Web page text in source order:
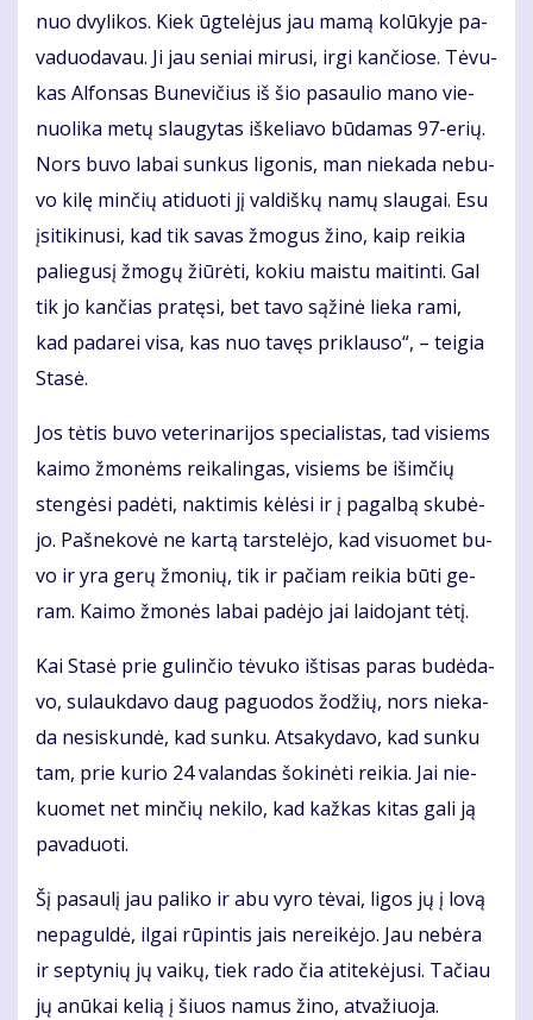
nuo dvy­li­kos. Kiek ūg­te­lė­jus jau ma­mą ko­lū­ky­je pa­
va­duo­da­vau. Ji jau se­niai mi­ru­si, ir­gi kan­čio­se. Tė­vu­
kas Al­fon­sas Bu­ne­vi­čius iš šio pa­sau­lio ma­no vie­
nuo­li­ka me­tų slau­gy­tas iš­ke­lia­vo bū­da­mas 97-erių.
Nors bu­vo la­bai sun­kus li­go­nis, man nie­ka­da ne­bu­
vo ki­lę min­čių ati­duo­ti jį val­diš­kų na­mų slau­gai. Esu
įsi­ti­ki­nu­si, kad tik sa­vas žmo­gus ži­no, kaip rei­kia
pa­lie­gu­sį žmo­gų žiū­rė­ti, ko­kiu mais­tu mai­tin­ti. Gal
tik jo kan­čias pra­tę­si, bet ta­vo są­ži­nė lie­ka ra­mi,
kad pa­da­rei vi­sa, kas nuo ta­vęs pri­klau­so“, – tei­gia
Sta­sė.
Jos tė­tis bu­vo ve­te­ri­na­ri­jos spe­cia­lis­tas, tad vi­siems
kai­mo žmo­nėms rei­ka­lin­gas, vi­siems be iš­im­čių
sten­gė­si pa­dė­ti, nak­ti­mis kė­lė­si ir į pa­gal­bą sku­bė­
jo. Pa­šne­ko­vė ne kar­tą tars­te­lė­jo, kad vi­suo­met bu­
vo ir yra ge­rų žmo­nių, tik ir pa­čiam rei­kia bū­ti ge­
ram. Kai­mo žmo­nės la­bai pa­dė­jo jai lai­do­jant tė­tį.
Kai Sta­sė prie gu­lin­čio tė­vu­ko iš­ti­sas pa­ras bu­dė­da­
vo, su­lauk­da­vo daug pa­guo­dos žo­džių, nors nie­ka­
da ne­si­skun­dė, kad sun­ku. At­sa­ky­da­vo, kad sun­ku
tam, prie ku­rio 24 va­lan­das šo­ki­nė­ti rei­kia. Jai nie­
kuo­met net min­čių ne­ki­lo, kad kaž­kas ki­tas ga­li ją
pa­va­duo­ti.
Šį pa­sau­lį jau pa­li­ko ir abu vy­ro tė­vai, li­gos jų į lo­vą
ne­pa­gul­dė, il­gai rū­pin­tis jais ne­rei­kė­jo. Jau ne­bė­ra
ir sep­ty­nių jų vai­kų, tiek ra­do čia ati­te­kė­ju­si. Ta­čiau
jų anū­kai ke­lią į šiuos na­mus ži­no, at­va­žiuo­ja.